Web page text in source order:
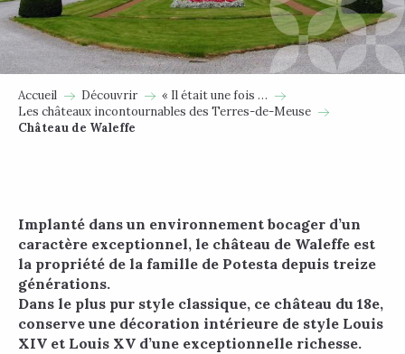
Accueil Découvrir
« Il était une fois …
Les châteaux incontournables des Terres-de-Meuse
Château de Waleffe
Implanté dans un environnement bocager d’un
caractère exceptionnel, le château de Waleffe est
la propriété de la famille de Potesta depuis treize
générations.
Dans le plus pur style classique, ce château du 18e,
conserve une décoration intérieure de style Louis
XIV et Louis XV d’une exceptionnelle richesse.